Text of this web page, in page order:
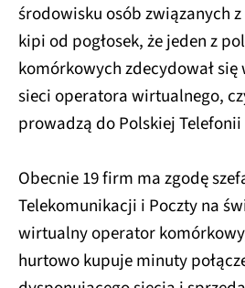
środowisku osób związanych
kipi od pogłosek, że jeden z
komórkowych zdecydował
sieci operatora wirtualnego,
prowadzą do Polskiej
Obecnie 19 firm ma zgodę
Telekomunikacji i Poczty na
wirtualny operator
hurtowo kupuje minuty